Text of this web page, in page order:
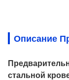
Описание
стальной